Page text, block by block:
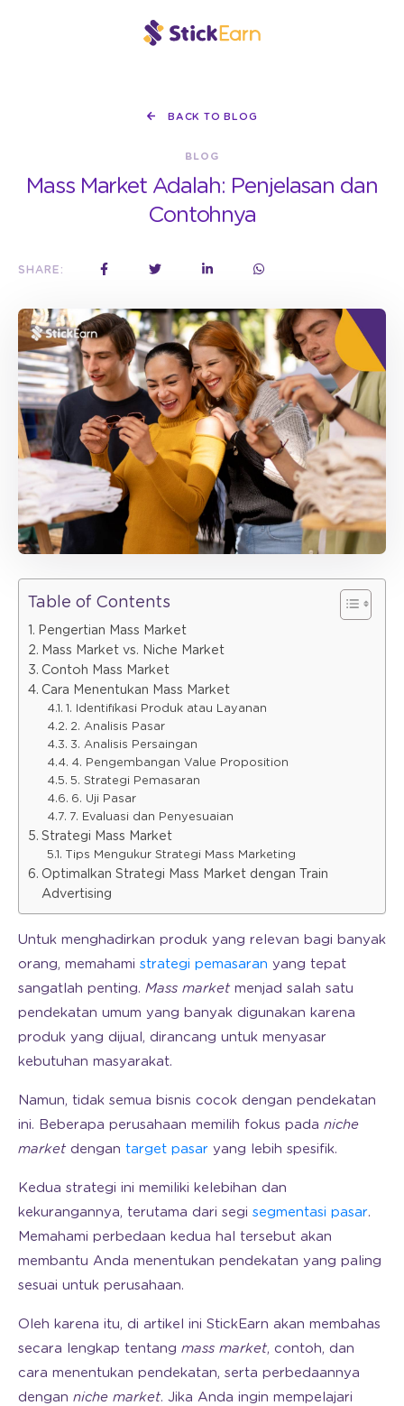
BACK TO BLOG
BLOG
Mass Market Adalah: Penjelasan dan
Contohnya
SHARE:
Table of Contents
Pengertian Mass Market
Mass Market vs. Niche Market
Contoh Mass Market
Cara Menentukan Mass Market
1. Identifikasi Produk atau Layanan
2. Analisis Pasar
3. Analisis Persaingan
4. Pengembangan Value Proposition
5. Strategi Pemasaran
6. Uji Pasar
7. Evaluasi dan Penyesuaian
Strategi Mass Market
Tips Mengukur Strategi Mass Marketing
Optimalkan Strategi Mass Market dengan Train
Advertising
Untuk menghadirkan produk yang relevan bagi banyak
orang, memahami strategi pemasaran yang tepat
sangatlah penting. Mass marketmenjad salah satu
pendekatan umum yang banyak digunakan karena
produk yang dijual, dirancang untuk menyasar
kebutuhan masyarakat.
Namun, tidak semua bisnis cocok dengan pendekatan
ini. Beberapa perusahaan memilih fokus pada niche
marketdengan target pasar yang lebih spesifik.
Kedua strategi ini memiliki kelebihan dan
kekurangannya, terutama dari segi segmentasi pasar.
Memahami perbedaan kedua hal tersebut akan
membantu Anda menentukan pendekatan yang paling
sesuai untuk perusahaan.
Oleh karena itu, di artikel ini StickEarn akan membahas
secara lengkap tentang mass market, contoh, dan
cara menentukan pendekatan, serta perbedaannya
dengan niche market. Jika Anda ingin mempelajari